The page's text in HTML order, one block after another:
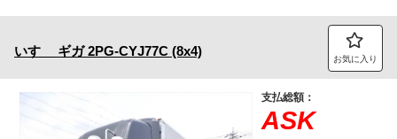
いすゞ ギガ 2PG-CYJ77C (8x4) お気に入り
支払総額：
ASK